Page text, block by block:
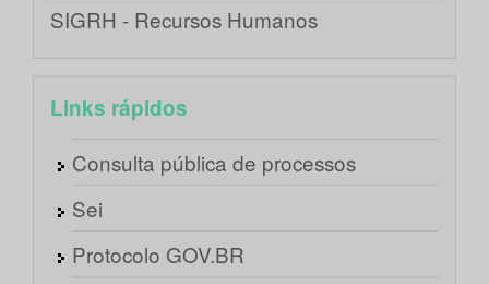
SIGRH - Recursos Humanos
Links rápidos
Consulta pública de processos
Sei
Protocolo GOV.BR